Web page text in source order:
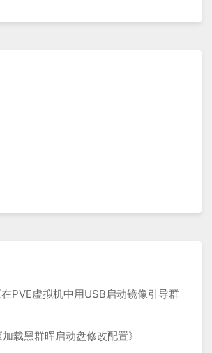
在PVE虚拟机中用USB启动镜像引导群
加载黑群晖启动盘修改配置》